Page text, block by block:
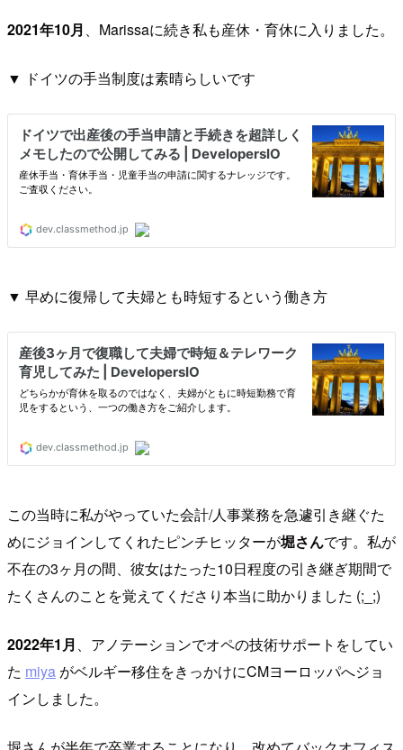
2021年10月、Marissaに続き私も産休・育休に入りました。
▼ ドイツの手当制度は素晴らしいです
▼ 早めに復帰して夫婦とも時短するという働き方
この当時に私がやっていた会計/人事業務を急遽引き継ぐた
めにジョインしてくれたピンチヒッターが堀さんです。私が
不在の3ヶ月の間、彼女はたった10日程度の引き継ぎ期間で
たくさんのことを覚えてくださり本当に助かりました (;_;)
2022年1月、アノテーションでオペの技術サポートをしてい
た miya がベルギー移住をきっかけにCMヨーロッパへジョ
インしました。